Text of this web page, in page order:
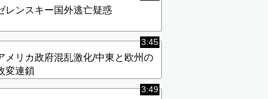
レンスキー国外逃亡疑惑
3:45
メリカ政府混乱激化/中東と欧州の
変連鎖
3:49